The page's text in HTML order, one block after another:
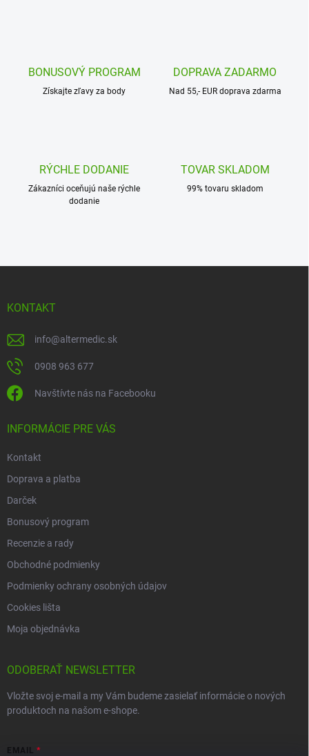
BONUSOVÝ PROGRAM
Získajte zľavy za body
DOPRAVA ZADARMO
Nad 55,- EUR doprava zdarma
RÝCHLE DODANIE
Zákazníci oceňujú naše rýchle
dodanie
TOVAR SKLADOM
99% tovaru skladom
KONTAKT
info@altermedic.sk
0908 963 677
Navštívte nás na Facebooku
INFORMÁCIE PRE VÁS
Kontakt
Doprava a platba
Darček
Bonusový program
Recenzie a rady
Obchodné podmienky
Podmienky ochrany osobných údajov
Cookies lišta
Moja objednávka
ODOBERAŤ NEWSLETTER
Vložte svoj e-mail a my Vám budeme zasielať informácie o nových
produktoch na našom e-shope.
EMAIL